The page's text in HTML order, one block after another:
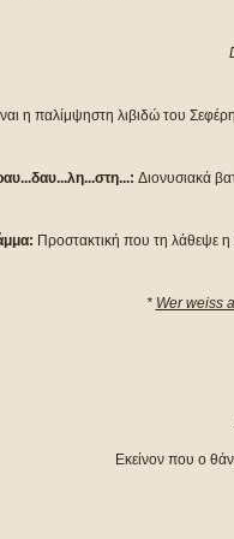
η παλίμψηστη λιβιδώ του
Διονυσιακά
Προστακτική που τη λάθεψε η
* Wer weiss
Εκείνον που ο